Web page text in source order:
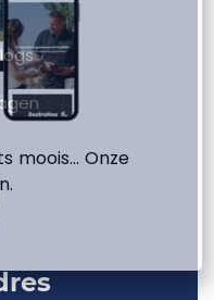
moois… Onze